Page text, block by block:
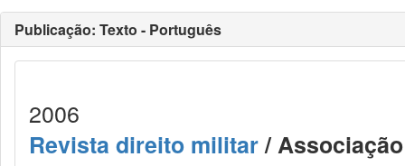
Publicação: Texto - Português
2006
Revista direito militar/